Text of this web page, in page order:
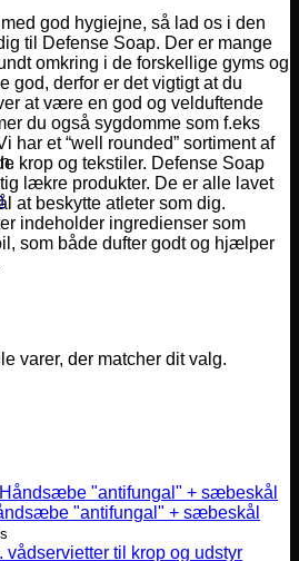
med god hygiejne, så lad os i den
til Defense Soap. Der er mange
omkring i de forskellige gyms og
god, derfor er det vigtigt at du
at være en god og velduftende
du også sygdomme som f.eks
har et “well rounded” sortiment af
krop og tekstiler. Defense Soap
lækre produkter. De er alle lavet
at beskytte atleter som dig.
indeholder ingredienser som
som både dufter godt og hjælper
varer, der matcher dit valg.
"antifungal" + sæbeskål